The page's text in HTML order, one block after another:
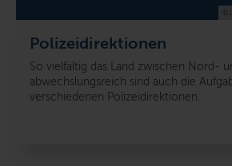
Polizeidirektionen
So vielfältig das Land zwischen Nord-
abwechslungsreich sind auch die
verschiedenen Polizeidirektionen.
©